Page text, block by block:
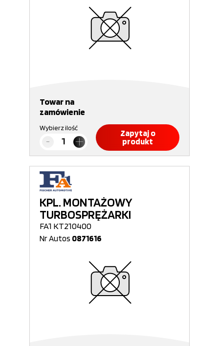
Towar na
zamówienie
Wybierz ilość
Zapytaj o
produkt
KPL. MONTAŻOWY
TURBOSPRĘŻARKI
FA1 KT210400
Nr Autos 0871616